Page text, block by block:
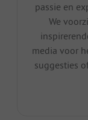
passie en
We
media voor
suggesties